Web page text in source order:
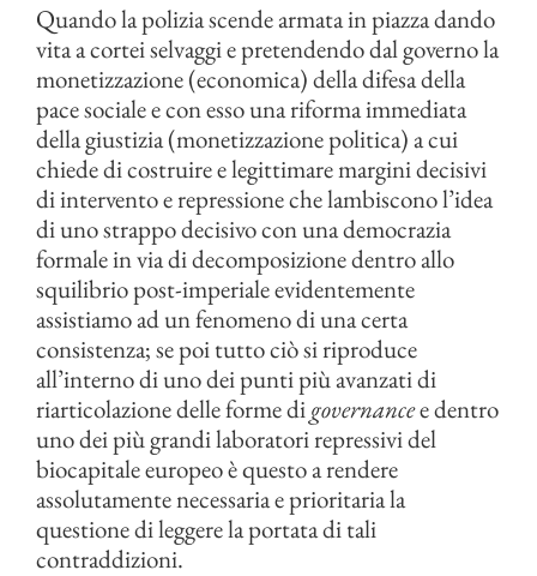
Quando la polizia scende armata in piazza dando
vita a cortei selvaggi e pretendendo dal governo la
monetizzazione (economica) della difesa della
pace sociale e con esso una riforma immediata
della giustizia (monetizzazione politica) a cui
chiede di costruire e legittimare margini decisivi
di intervento e repressione che lambiscono l’idea
di uno strappo decisivo con una democrazia
formale in via di decomposizione dentro allo
squilibrio post-imperiale evidentemente
assistiamo ad un fenomeno di una certa
consistenza; se poi tutto ciò si riproduce
all’interno di uno dei punti più avanzati di
riarticolazione delle forme digovernancee dentro
uno dei più grandi laboratori repressivi del
biocapitale europeo è questo a rendere
assolutamente necessaria e prioritaria la
questione di leggere la portata di tali
contraddizioni.